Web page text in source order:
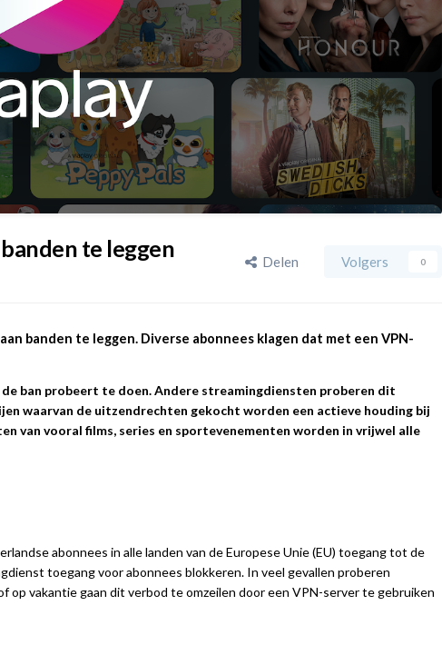
te leggen Delen Volgers 0
banden te leggen. Diverse abonnees klagen dat met een VPN-
ban probeert te doen. Andere streamingdiensten proberen dit
waarvan de uitzendrechten gekocht worden een actieve houding bij
van vooral films, series en sportevenementen worden in vrijwel alle
abonnees in alle landen van de Europese Unie (EU) toegang tot de
toegang voor abonnees blokkeren. In veel gevallen proberen
op vakantie gaan dit verbod te omzeilen door een VPN-server te gebruiken